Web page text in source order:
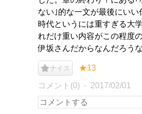
ない｣的な一文が最後にい
時代というには重すぎる大
れだけ重い内容がこの程度
伊坂さんだからなんだろうな
ナイス ★13
コメント(0) 2017/02/01